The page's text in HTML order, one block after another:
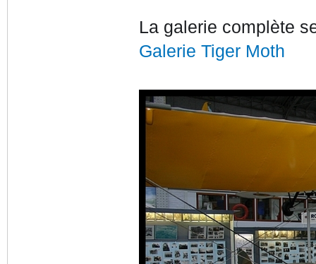
La galerie complète
Galerie Tiger Moth